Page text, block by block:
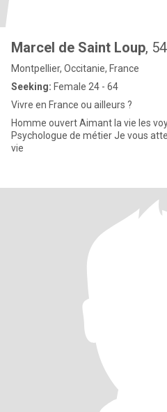
Marcel de Saint Loup, 54
Montpellier, Occitanie, France
Seeking: Female 24 - 64
Vivre en France ou ailleurs ?
Homme ouvert Aimant la vie les voyages Enseignant et
Psychologue de métier Je vous
vie